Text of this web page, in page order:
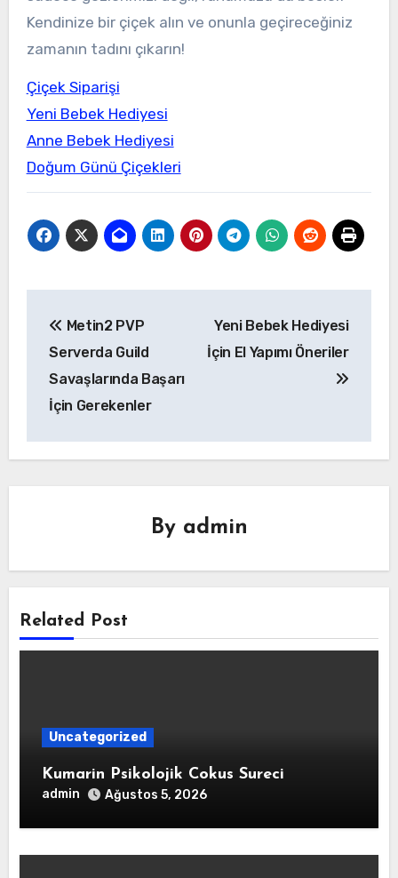
Kendinize bir çiçek alın ve onunla geçireceğiniz
zamanın tadını çıkarın!
Çiçek Siparişi
Yeni Bebek Hediyesi
Anne Bebek Hediyesi
Doğum Günü Çiçekleri
gezinmesi
Metin2 PVP
Serverda Guild
Savaşlarında Başarı
İçin Gerekenler
Yeni Bebek Hediyesi
İçin El Yapımı Öneriler
By admin
Related Post
Uncategorized
Kumarin Psikolojik Cokus Sureci
admin Ağustos 5, 2026